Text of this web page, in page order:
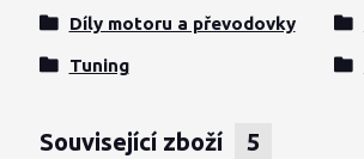
Díly motoru a převodovky
Tuning
Související zboží 5